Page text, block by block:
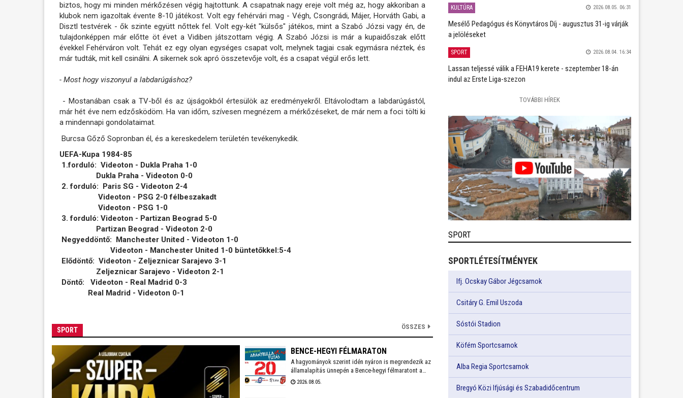
biztos, hogy mi minden mérkőzésen végig hajtottunk. A csapatnak nagy ereje volt még az, hogy akkoriban a
klubok nem igazoltak évente 8-10 játékost. Volt egy fehérvári mag - Végh, Csongrádi, Májer, Horváth Gabi, a
Disztl testvérek - ők szinte együtt nőttek fel. Volt egy-két "külsős" játékos, mint a Szabó Józsi vagy én, de
tulajdonképpen már előtte öt évet a Vidiben játszottam végig. A Szabó Józsi is már a kupaidőszak előtt
évekkel Fehérváron volt. Tehát ez egy olyan egységes csapat volt, melynek tagjai csak egymásra néztek, és
már tudták, mit kell csinálni. A sikernek sok apró összetevője volt, és a csapat végül erős lett.
- Most hogy viszonyul a labdarúgáshoz?
- Mostanában csak a TV-ből és az újságokból értesülök az eredményekről. Eltávolodtam a labdarúgástól,
már hét éve nem edzősködöm. Ha van időm, szívesen megnézem a mérkőzéseket, de már nem a foci tölti ki
a mindennapi gondolataimat.
Burcsa Gőző Sopronban él, és a kereskedelem területén tevékenykedik.
UEFA-Kupa 1984-85
1.forduló: Videoton - Dukla Praha 1-0
Dukla Praha - Videoton 0-0
2. forduló: Paris SG - Videoton 2-4
Videoton - PSG 2-0 félbeszakadt
Videoton - PSG 1-0
3. forduló: Videoton - Partizan Beograd 5-0
Partizan Beograd - Videoton 2-0
Negyeddöntő: Manchester United - Videoton 1-0
Videoton - Manchester United 1-0 büntetőkkel:5-4
Elődöntő: Videoton - Zeljeznicar Sarajevo 3-1
Zeljeznicar Sarajevo - Videoton 2-1
Döntő: Videoton - Real Madrid 0-3
Real Madrid - Videoton 0-1
SPORT ÖSSZES
BENCE-HEGYI FÉLMARATON
A hagyományok szerint idén nyáron is megrendezik az
államalapítás ünnepén a Bence-hegyi félmaratont a
Velencei-tónál. Az ingyenes közösségi futáson több
2026.08.05.
KULTÚRA 2026.08.05. 06:31
Mesélő Pedagógus és Könyvtáros Díj - augusztus 31-ig várják
a jelöléseket
SPORT 2026.08.04. 16:34
Lassan teljessé válik a FEHA19 kerete - szeptember 18-án
indul az Erste Liga-szezon
TOVÁBBI HÍREK
SPORT
SPORTLÉTESÍTMÉNYEK
Ifj. Ocskay Gábor Jégcsarnok
Csitáry G. Emil Uszoda
Sóstói Stadion
Köfém Sportcsarnok
Alba Regia Sportcsarnok
Bregyó Közi Ifjúsági és Szabadidőcentrum